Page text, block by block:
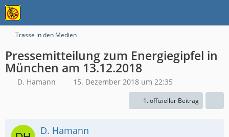
Trasse in den Medien
Pressemitteilung zum Energiegipfel in
München am 13.12.2018
D. Hamann 15. Dezember 2018 um 22:35
1. offizieller Beitrag
D. Hamann